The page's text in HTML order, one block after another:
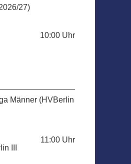
27)
10:00 Uhr
Männer (HVBerlin
III
11:00 Uhr